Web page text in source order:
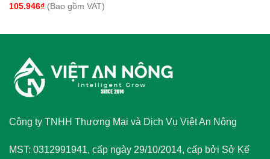
105.946₫(Bao gồm VAT)
Công ty TNHH Thương Mại và Dịch Vụ Việt An Nông
MST: 0312991941, cấp ngày 29/10/2014, cấp bởi Sở Kế